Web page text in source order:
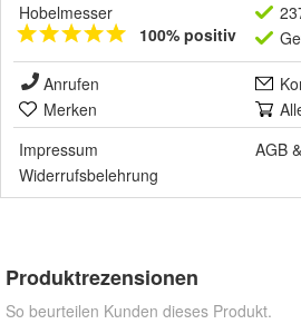
Hobelmesser
100% positiv
Anrufen
Merken
Impressum
AGB &
Widerrufsbelehrung
Produktrezensionen
So beurteilen Kunden dieses Produkt.